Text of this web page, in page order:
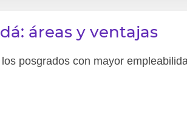
áreas y ventajas
posgrados con mayor